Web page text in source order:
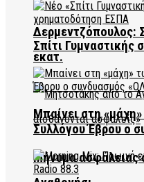
Δερμεντζόπουλος:
εκατ.
Μήνυμα ασφάλειας
Σπίτι Γυμναστικής
Μπαίνει στη
Συλλόγου Έβρου ο